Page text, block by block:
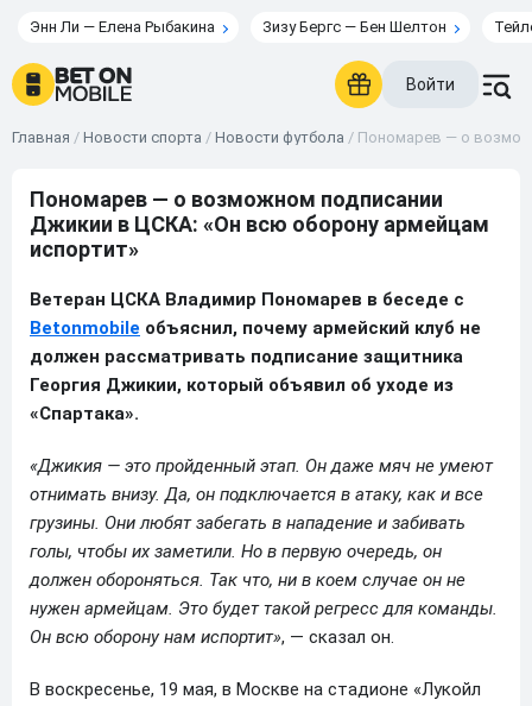
Энн Ли — Елена Рыбакина Зизу Бергс — Бен Шелтон
Войти
Главная / Новости спорта / Новости футбола / Пономарев — о
Пономарев — о возможном подписании
Джикии в ЦСКА: «Он всю оборону армейцам
испортит»
Ветеран ЦСКА Владимир Пономарев в беседе с
Betonmobile объяснил, почему армейский клуб не
должен рассматривать подписание защитника
Георгия Джикии, который объявил об уходе из
«Спартака».
«Джикия — это пройденный этап. Он даже мяч не умеют
отнимать внизу. Да, он подключается в атаку, как и все
грузины. Они любят забегать в нападение и забивать
голы, чтобы их заметили. Но в первую очередь, он
должен обороняться. Так что, ни в коем случае он не
нужен армейцам. Это будет такой регресс для команды.
Он всю оборону нам испортит», — сказал он.
В воскресенье, 19 мая, в Москве на стадионе «Лукойл